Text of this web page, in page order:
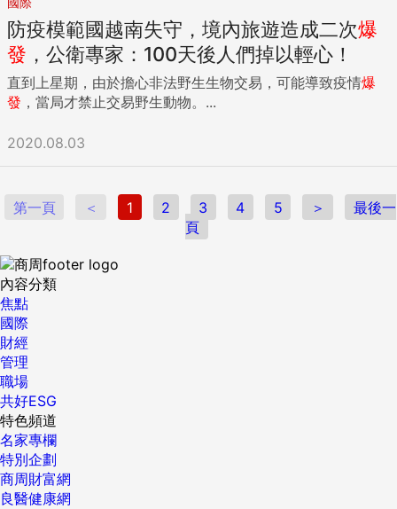
而造成該轉換公司債之價格波動，此外，非投資等級或未經信
用評等之轉換公司債所承受之信用風險相對較高。配息型基金
的配息可能由基金的收益或本金中支付。任何涉及由本金支出
的部份，可能導致原始投資金額減損，且進行配息前未先扣除
應負擔之相關費用。本公司於公司網站揭露各配息型基金近12
個月內由本金支付配息之相關資料供查詢，投資人於申購時應
謹慎考量。投資人因不同時間進場，將有不同之投資績效，過
「RR1,RR2,RR3,RR4,RR5」五個風險收益等級。本風險收益等
級僅供投資人參考，不得作為投資唯一依據。有關基金應負擔
之費用（境外基金含分銷費用）已揭露於基金之公開說明書或
投資人須知中，投資人可至公開資訊觀測站或境外基金資訊觀
測站中查詢。 ...
素：第一大特色是當局強調「城市化」，但這種城市化本身就
是目的，而非工業化的副產品。其二是中國實現經濟發展的
「去中心化」手段，區域之間不斷競爭，各城市都以宏大華麗
的城市基礎設施項目為榮。 在這一混合體中的共有特點則是，
世界各地的銀行都可以創造出原本不存在的私人信貸，資金以
及購買力，而如果不受公共政策限制的話，這些銀行都有一個
此推高土地價格。 即便排除了明顯的市場扭曲並強化市場紀
律，這些因素依然會導致房產建設泡沫並最終破裂。危機前的
愛爾蘭和西班牙銀行都和中國的國有銀行一樣擁有資助過度房
地產建設的能力。 因此，即便中國引入了更多的市場管制來取
得一個積極的成效，它必須計劃好用發達經濟體在2008年危機
求，對房地產貸款方面的風險權重應該要比銀行內部信貸風險
更高。 中國人民銀行應當維持商業銀行的資本儲備要求以限制
信貸創造，而不是像2008年前的發達經濟體那樣將其視為過時
的東西。影子銀行的信貸供應必須嚴加規管。對信貸週期的控
制能力至關重要，不可拱手讓給自由市場。 中國因此面對這一
個嚴峻的挑戰。它必須實施轉型，不是朝向導致了2008年危機
的西方模式，而是實現一個將某些市場管制因素和強大公共政
策限制相結合的全新模式。 這場轉型能否平穩進行，對全世界
來說都非常重要。到2020年代初期，中國的GDP將達20兆。
如果信貸GDP比率在那時達到250%，就意味著總貸款和債務
證券價值將達到50兆，比美國2008年的次級貸款規模還大3
倍。如今，大多數債務的償付都在國有部門以內，比如國有企
業和國有銀行。但隨著私人部門不斷發展，國企受到嚴格預算
（2705）旗下的萬怡酒店，寒舍集團的喜來登、寒舍艾美、寒
舍艾莉酒店皆獲台北米其林指南推薦的酒店名單，亦有助未來
住房率的表現。 不僅此次台北版米其林指南受惠餐廳，國內不
少餐飲集團在海外亦有米其林摘星紀錄，隨著餐飲市場追星風
潮再起，可望加速餐飲集團將自家海外米其林品牌引進台灣。
包括王品集團的自創品牌鵝夫人、雅茗-KY的alma西班牙餐
廳，另外，代理或自創品牌在海外有摘星紀錄的漢來美食代理
品牌名人坊、王品代理品牌「Putien莆田」、乾杯集團的老乾
杯亦可望加速在台展店。 表格：經濟日報提供 ...
防疫模範國越南失守，境內旅遊造成二次爆
發 ，公衛專家：100天後人們掉以輕心！
直到上星期，由於擔心非法野生生物交易，可能導致疫情爆
發 ，當局才禁止交易野生動物。...
2020.08.03
第一頁 ＜ 1 2 3 4 5 ＞
最後一
頁
內容分類
焦點
國際
財經
管理
職場
共好ESG
特色頻道
名家專欄
特別企劃
商周財富網
良醫健康網